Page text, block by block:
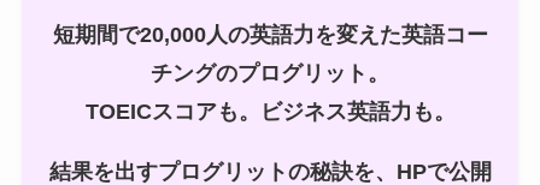
短期間で20,000人の英語力を変えた英語コー
チングのプログリット。
TOEICスコアも。ビジネス英語力も。
結果を出すプログリットの秘訣を、HPで公開